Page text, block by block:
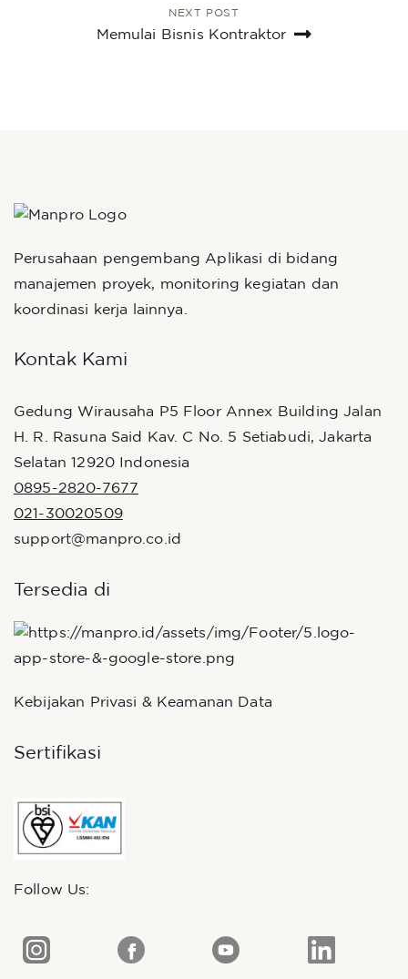
NEXT POST
Memulai Bisnis Kontraktor
Perusahaan pengembang Aplikasi di bidang
manajemen proyek, monitoring kegiatan dan
koordinasi kerja lainnya.
Kontak Kami
Gedung Wirausaha P5 Floor Annex Building Jalan
H. R. Rasuna Said Kav. C No. 5 Setiabudi, Jakarta
Selatan 12920 Indonesia
0895-2820-7677
021-30020509
support@manpro.co.id
Tersedia di
Kebijakan Privasi & Keamanan Data
Sertifikasi
Follow Us: